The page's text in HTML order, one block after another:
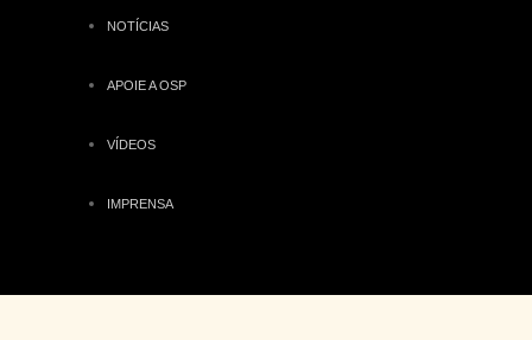
NOTÍCIAS
APOIE A OSP
VÍDEOS
IMPRENSA